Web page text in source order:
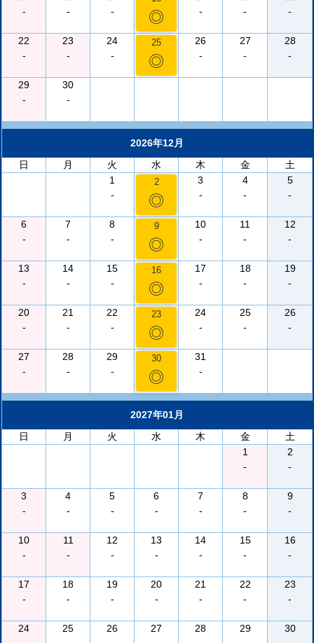
-
-
-
◎
-
-
-
22
-
23
-
24
-
25
◎
26
-
27
-
28
-
29
-
30
-
2026年12月
日
月 火 水 木 金
土
1
-
2
◎
3
-
4
-
5
-
6
-
7
-
8
-
9
◎
10
-
11
-
12
-
13
-
14
-
15
-
16
◎
17
-
18
-
19
-
20
-
21
-
22
-
23
◎
24
-
25
-
26
-
27
-
28
-
29
-
30
◎
31
-
2027年01月
日
月 火 水 木 金
土
1
-
2
-
3
-
4
-
5
-
6
-
7
-
8
-
9
-
10
-
11
-
12
-
13
-
14
-
15
-
16
-
17
-
18
-
19
-
20
-
21
-
22
-
23
-
24
25
26
27
28
29
30